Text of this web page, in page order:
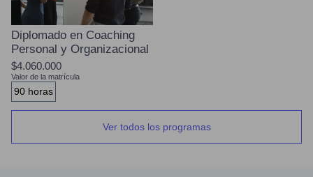
Diplomado en Coaching
Personal y Organizacional
$4.060.000
Valor de la matrícula
90 horas
Ver todos los programas